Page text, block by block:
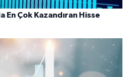
En Çok Kazandıran Hisse